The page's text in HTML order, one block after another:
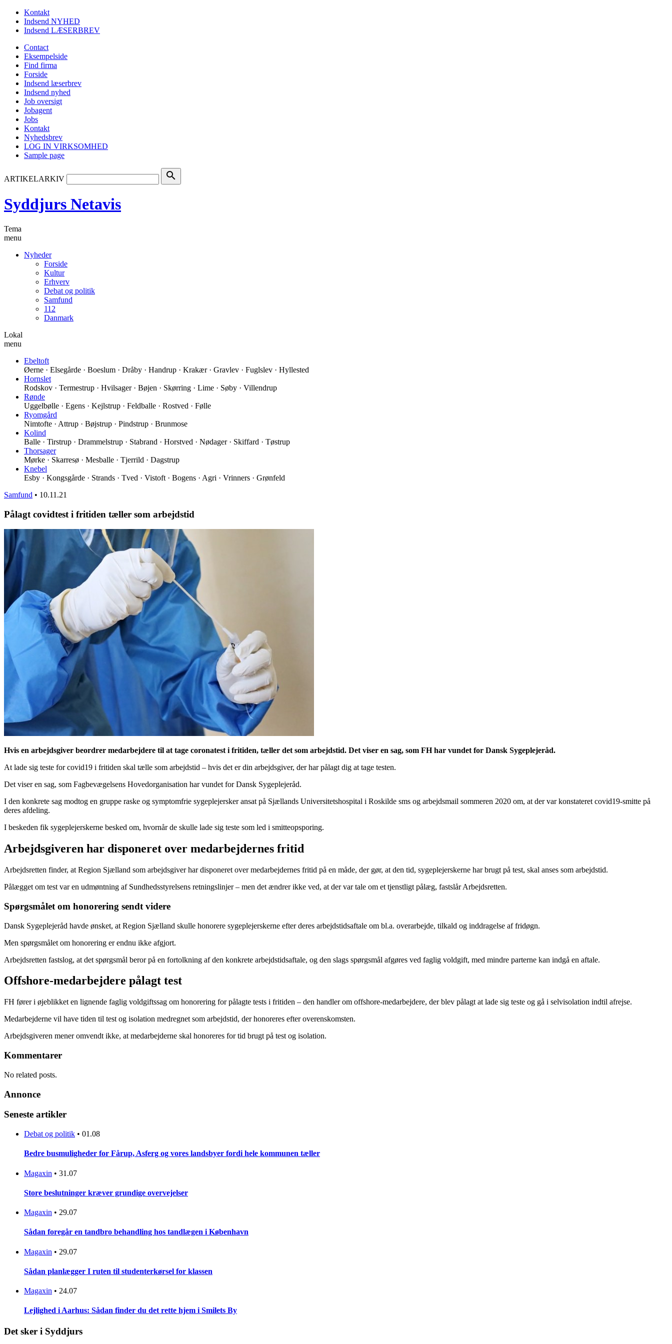
Kontakt
Indsend NYHED
Indsend LÆSERBREV
Contact
Eksempelside
Find firma
Forside
Indsend læserbrev
Indsend nyhed
Job oversigt
Jobagent
Jobs
Kontakt
Nyhedsbrev
LOG IN VIRKSOMHED
Sample page
ARTIKELARKIV search
Syddjurs Netavis
Tema
menu
Nyheder
Forside
Kultur
Erhverv
Debat og politik
Samfund
112
Danmark
Lokal
menu
Ebeltoft
Øerne · Elsegårde · Boeslum · Dråby · Handrup · Krakær · Gravlev · Fuglslev · Hyllested
Hornslet
Rodskov · Termestrup · Hvilsager · Bøjen · Skørring · Lime · Søby · Villendrup
Rønde
Uggelbølle · Egens · Kejlstrup · Feldballe · Rostved · Følle
Ryomgård
Nimtofte · Attrup · Bøjstrup · Pindstrup · Brunmose
Kolind
Balle · Tirstrup · Drammelstrup · Stabrand · Horstved · Nødager · Skiffard · Tøstrup
Thorsager
Mørke · Skarresø · Mesballe · Tjerrild · Dagstrup
Knebel
Esby · Kongsgårde · Strands · Tved · Vistoft · Bogens · Agri · Vrinners · Grønfeld
Samfund • 10.11.21
Pålagt covidtest i fritiden tæller som arbejdstid
Hvis en arbejdsgiver beordrer medarbejdere til at tage coronatest i fritiden, tæller det som arbejdstid. Det viser en sag, som FH har vundet for Dansk Sygeplejeråd.
At lade sig teste for covid19 i fritiden skal tælle som arbejdstid – hvis det er din arbejdsgiver, der har pålagt dig at tage testen.
Det viser en sag, som Fagbevægelsens Hovedorganisation har vundet for Dansk Sygeplejeråd.
I den konkrete sag modtog en gruppe raske og symptomfrie sygeplejersker ansat på Sjællands Universitetshospital i Roskilde sms og arbejdsmail sommeren 2020 om, at der var konstateret covid19-smitte på
deres afdeling.
I beskeden fik sygeplejerskerne besked om, hvornår de skulle lade sig teste som led i smitteopsporing.
Arbejdsgiveren har disponeret over medarbejdernes fritid
Arbejdsretten finder, at Region Sjælland som arbejdsgiver har disponeret over medarbejdernes fritid på en måde, der gør, at den tid, sygeplejerskerne har brugt på test, skal anses som arbejdstid.
Pålægget om test var en udmøntning af Sundhedsstyrelsens retningslinjer – men det ændrer ikke ved, at der var tale om et tjenstligt pålæg, fastslår Arbejdsretten.
Spørgsmålet om honorering sendt videre
Dansk Sygeplejeråd havde ønsket, at Region Sjælland skulle honorere sygeplejerskerne efter deres arbejdstidsaftale om bl.a. overarbejde, tilkald og inddragelse af fridøgn.
Men spørgsmålet om honorering er endnu ikke afgjort.
Arbejdsretten fastslog, at det spørgsmål beror på en fortolkning af den konkrete arbejdstidsaftale, og den slags spørgsmål afgøres ved faglig voldgift, med mindre parterne kan indgå en aftale.
Offshore-medarbejdere pålagt test
FH fører i øjeblikket en lignende faglig voldgiftssag om honorering for pålagte tests i fritiden – den handler om offshore-medarbejdere, der blev pålagt at lade sig teste og gå i selvisolation indtil afrejse.
Medarbejderne vil have tiden til test og isolation medregnet som arbejdstid, der honoreres efter overenskomsten.
Arbejdsgiveren mener omvendt ikke, at medarbejderne skal honoreres for tid brugt på test og isolation.
Kommentarer
No related posts.
Annonce
Seneste artikler
Debat og politik • 01.08
Bedre busmuligheder for Fårup, Asferg og vores landsbyer fordi hele kommunen tæller
Magaxin • 31.07
Store beslutninger kræver grundige overvejelser
Magaxin • 29.07
Sådan foregår en tandbro behandling hos tandlægen i København
Magaxin • 29.07
Sådan planlægger I ruten til studenterkørsel for klassen
Magaxin • 24.07
Lejlighed i Aarhus: Sådan finder du det rette hjem i Smilets By
Det sker i Syddjurs